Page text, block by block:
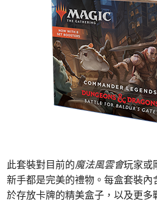
此套裝對目前的魔法風雲會玩家或
新手都是完美的禮物。每盒套裝
於存放卡牌的精美盒子，以及更多